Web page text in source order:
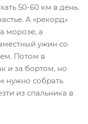
50-60 км в день.
А «рекорд»
морозе, а
ужин со
Потом в
и за бортом, но
нужно собрать
из спальника в